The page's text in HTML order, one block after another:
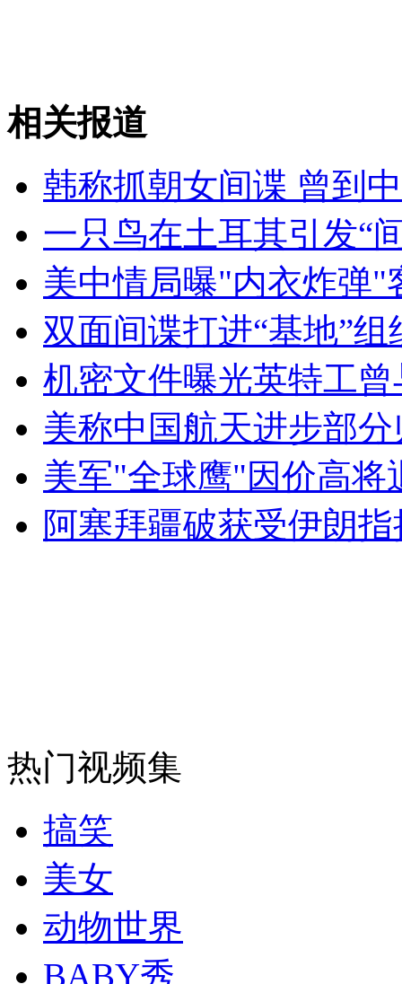
山西运城恶犬咬伤多人 警民合力深夜将其击毙
女孩北京地铁殴打老人 痛下狠手拳打脚踢
无痛分娩是否安全 医生回应
外交部：反对强权政治霸凌主义
外交部：有关国家言论片面不公正
安徽一实载49人客车翻车
纽约上演“枕头大战”
司机酒驾遇交警 急速倒车逃窜
相关报道
韩称抓朝女间谍 曾到
一只鸟在土耳其引发“
美中情局曝"内衣炸弹"
双面间谍打进“基地”组
机密文件曝光英特工
美称中国航天进步部
美军"全球鹰"因价高将
阿塞拜疆破获受伊朗
热门视频集
搞笑
美女
动物世界
BABY秀